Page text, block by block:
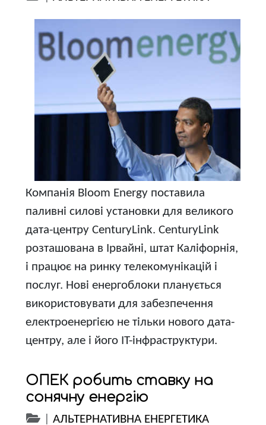
Компанія Bloom Energy поставила
паливні силові установки для великого
дата-центру CenturyLink. CenturyLink
розташована в Ірвайні, штат Каліфорнія,
і працює на ринку телекомунікацій і
послуг. Нові енергоблоки планується
використовувати для забезпечення
електроенергією не тільки нового дата-
центру, але і його IT-інфраструктури.
ОПЕК робить ставку на
сонячну енергію
|АЛЬТЕРНАТИВНА ЕНЕРГЕТИКА